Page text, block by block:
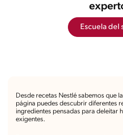
Escuela del
Desde recetas Nestlé sabemos que
página puedes descubrir diferentes
ingredientes pensadas para deleitar
exigentes.